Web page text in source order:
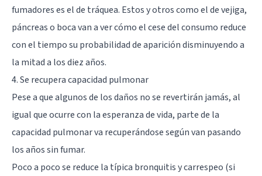
fumadores es el de tráquea. Estos y otros como el de vejiga,
páncreas o boca van a ver cómo el cese del consumo reduce
con el tiempo su probabilidad de aparición disminuyendo a
la mitad a los diez años.
4. Se recupera capacidad pulmonar
Pese a que algunos de los daños no se revertirán jamás, al
igual que ocurre con la esperanza de vida, parte de la
capacidad pulmonar va recuperándose según van pasando
los años sin fumar.
Poco a poco se reduce la típica bronquitis y carrespeo (si